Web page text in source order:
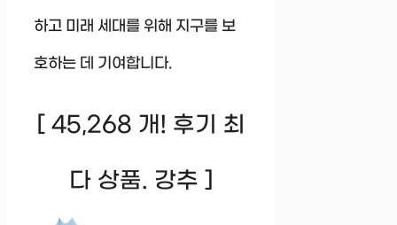
하고 미래 세대를 위해 지구를 보
호하는 데 기여합니다.
[ 45,268 개! 후기 최
다 상품. 강추 ]